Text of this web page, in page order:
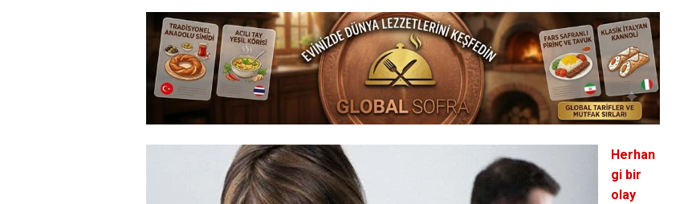
Herhan
gi bir
olay